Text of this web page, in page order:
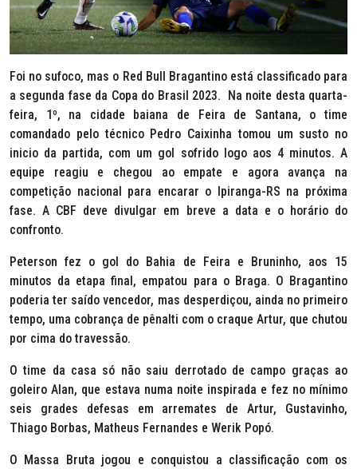
Foi no sufoco, mas o Red Bull Bragantino está classificado para
a segunda fase da Copa do Brasil 2023. Na noite desta quarta-
feira, 1º, na cidade baiana de Feira de Santana, o time
comandado pelo técnico Pedro Caixinha tomou um susto no
inicio da partida, com um gol sofrido logo aos 4 minutos. A
equipe reagiu e chegou ao empate e agora avança na
competição nacional para encarar o Ipiranga-RS na próxima
fase. A CBF deve divulgar em breve a data e o horário do
confronto.
Peterson fez o gol do Bahia de Feira e Bruninho, aos 15
minutos da etapa final, empatou para o Braga. O Bragantino
poderia ter saído vencedor, mas desperdiçou, ainda no primeiro
tempo, uma cobrança de pênalti com o craque Artur, que chutou
por cima do travessão.
O time da casa só não saiu derrotado de campo graças ao
goleiro Alan, que estava numa noite inspirada e fez no mínimo
seis grades defesas em arremates de Artur, Gustavinho,
Thiago Borbas, Matheus Fernandes e Werik Popó.
O Massa Bruta jogou e conquistou a classificação com os